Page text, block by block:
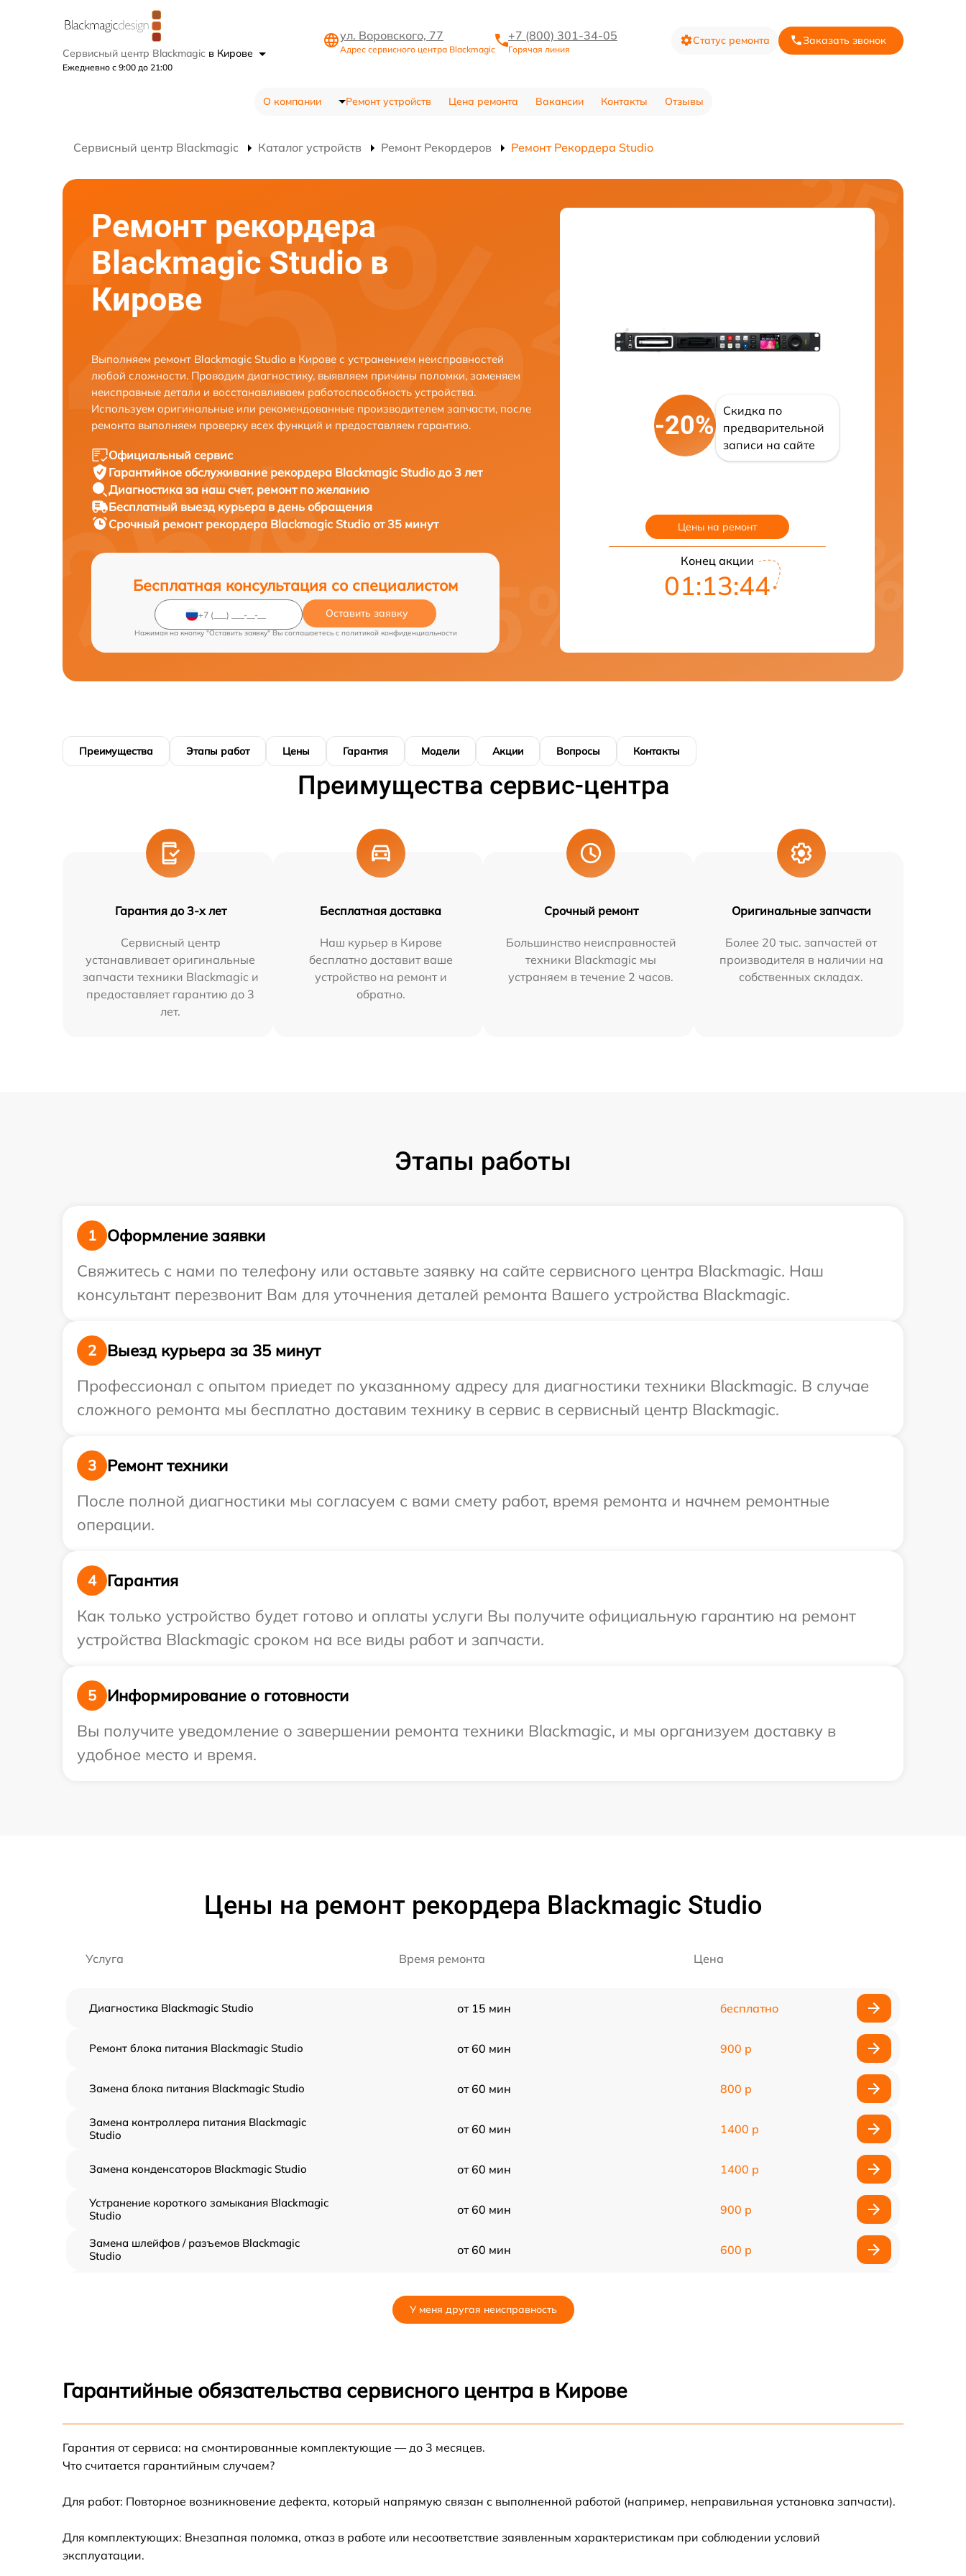
Сервисный центр Blackmagic в Кирове
Ежедневно с 9:00 до 21:00
ул. Воровского, 77
Адрес сервисного центра Blackmagic
+7 (800) 301-34-05
Горячая линия
Статус ремонта Заказать звонок
О компании Ремонт устройств Цена ремонта Вакансии Контакты Отзывы
Сервисный центр Blackmagic Каталог устройств Ремонт Рекордеров Ремонт Рекордера Studio
Ремонт рекордера
Blackmagic Studio в
Кирове
Выполняем ремонт Blackmagic Studio в Кирове с устранением неисправностей
любой сложности. Проводим диагностику, выявляем причины поломки, заменяем
неисправные детали и восстанавливаем работоспособность устройства.
Используем оригинальные или рекомендованные производителем запчасти, после
ремонта выполняем проверку всех функций и предоставляем гарантию.
Официальный сервис
Гарантийное обслуживание рекордера Blackmagic Studio до 3 лет
Диагностика за наш счет, ремонт по желанию
Бесплатный выезд курьера в день обращения
Срочный ремонт рекордера Blackmagic Studio от 35 минут
Бесплатная консультация со специалистом
Оставить заявку
Нажимая на кнопку "Оставить заявку" Вы соглашаетесь c политикой конфиденциальности
-20%
Скидка по
предварительной
записи на сайте
Цены на ремонт
Конец акции
01:13:43
Преимущества Этапы работ Цены Гарантия Модели Акции Вопросы Контакты
Преимущества сервис-центра
Гарантия до 3-х лет
Сервисный центр
устанавливает оригинальные
запчасти техники Blackmagic и
предоставляет гарантию до 3
лет.
Бесплатная доставка
Наш курьер в Кирове
бесплатно доставит ваше
устройство на ремонт и
обратно.
Срочный ремонт
Большинство неисправностей
техники Blackmagic мы
устраняем в течение 2 часов.
Оригинальные запчасти
Более 20 тыс. запчастей от
производителя в наличии на
собственных складах.
Этапы работы
1
Оформление заявки
Свяжитесь с нами по телефону или оставьте заявку на сайте сервисного центра Blackmagic. Наш
консультант перезвонит Вам для уточнения деталей ремонта Вашего устройства Blackmagic.
2
Выезд курьера за 35 минут
Профессионал с опытом приедет по указанному адресу для диагностики техники Blackmagic. В случае
сложного ремонта мы бесплатно доставим технику в сервис в сервисный центр Blackmagic.
3
Ремонт техники
После полной диагностики мы согласуем с вами смету работ, время ремонта и начнем ремонтные
операции.
4
Гарантия
Как только устройство будет готово и оплаты услуги Вы получите официальную гарантию на ремонт
устройства Blackmagic сроком на все виды работ и запчасти.
5
Информирование о готовности
Вы получите уведомление о завершении ремонта техники Blackmagic, и мы организуем доставку в
удобное место и время.
Цены на ремонт рекордера Blackmagic Studio
Услуга Время ремонта Цена
Диагностика Blackmagic Studio от 15 мин бесплатно
Ремонт блока питания Blackmagic Studio от 60 мин 900 р
Замена блока питания Blackmagic Studio от 60 мин 800 р
Замена контроллера питания Blackmagic
Studio
от 60 мин 1400 р
Замена конденсаторов Blackmagic Studio от 60 мин 1400 р
Устранение короткого замыкания Blackmagic
Studio
от 60 мин 900 р
Замена шлейфов / разъемов Blackmagic
Studio
от 60 мин 600 р
У меня другая неисправность
Гарантийные обязательства сервисного центра в Кирове
Гарантия от сервиса: на смонтированные комплектующие — до 3 месяцев.
Что считается гарантийным случаем?
Для работ: Повторное возникновение дефекта, который напрямую связан с выполненной работой (например, неправильная установка запчасти).
Для комплектующих: Внезапная поломка, отказ в работе или несоответствие заявленным характеристикам при соблюдении условий
эксплуатации.